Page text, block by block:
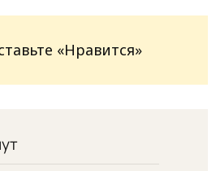
«Нравится»